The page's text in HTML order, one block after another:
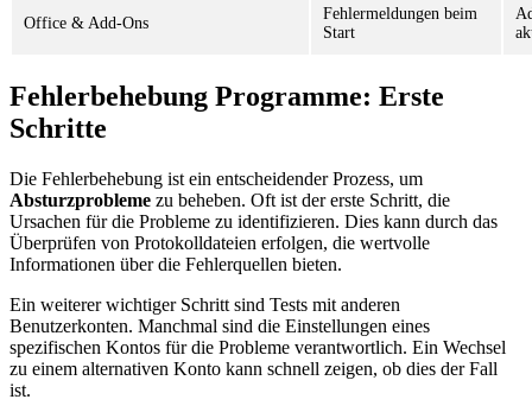
Office & Add-Ons
Fehlermeldungen beim
Start
Fehlerbehebung Programme: Erste
Schritte
Die Fehlerbehebung ist ein entscheidender Prozess, um
Absturzprobleme zu beheben. Oft ist der erste Schritt, die
Ursachen für die Probleme zu identifizieren. Dies kann durch das
Überprüfen von Protokolldateien erfolgen, die wertvolle
Informationen über die Fehlerquellen bieten.
Ein weiterer wichtiger Schritt sind Tests mit anderen
Benutzerkonten. Manchmal sind die Einstellungen eines
spezifischen Kontos für die Probleme verantwortlich. Ein Wechsel
zu einem alternativen Konto kann schnell zeigen, ob dies der Fall
ist.